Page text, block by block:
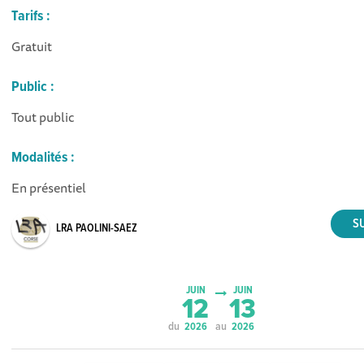
Tarifs :
Gratuit
Public :
Tout public
Modalités :
En présentiel
LRA PAOLINI-SAEZ
du
JUIN
12
2026 au
JUIN
13
2026